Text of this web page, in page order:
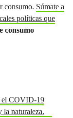
consumo. Súmate a
políticas que
consumo
el COVID-19
la naturaleza.